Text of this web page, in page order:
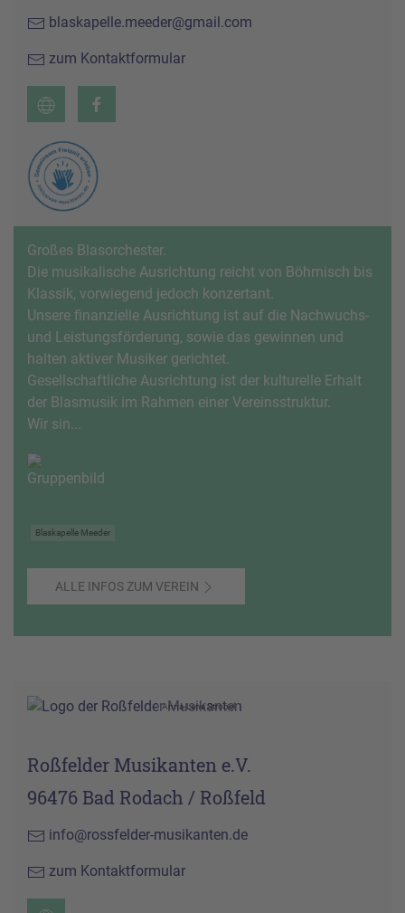
blaskapelle.meeder@gmail.com
zum Kontaktformular
Großes Blasorchester.
Die musikalische Ausrichtung reicht von Böhmisch bis
Klassik, vorwiegend jedoch konzertant.
Unsere finanzielle Ausrichtung ist auf die Nachwuchs-
und Leistungsförderung, sowie das gewinnen und
halten aktiver Musiker gerichtet.
Gesellschaftliche Ausrichtung ist der kulturelle Erhalt
der Blasmusik im Rahmen einer Vereinsstruktur.
Wir sin...
Blaskapelle Meeder
ALLE INFOS ZUM VEREIN
Roßfelder Musikanten e.V.
96476 Bad Rodach / Roßfeld
info@rossfelder-musikanten.de
zum Kontaktformular
Anna-Lena Strobel